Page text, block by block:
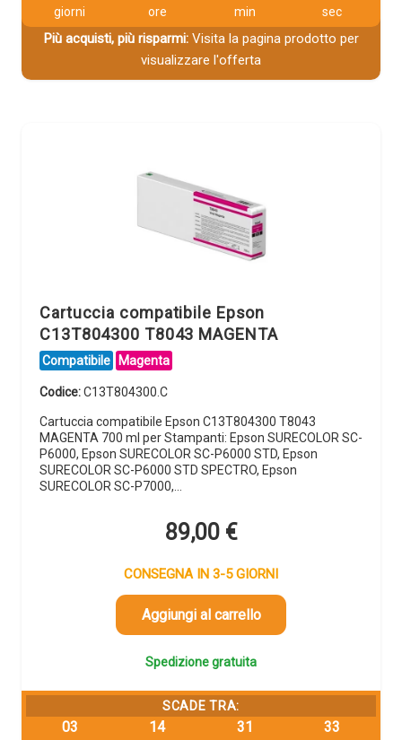
giorni ore min sec
Più acquisti, più risparmi:Visita la pagina prodotto per
visualizzare l'offerta
Cartuccia compatibile Epson
C13T804300 T8043 MAGENTA
Compatibile Magenta
Codice:C13T804300.C
Cartuccia compatibile Epson C13T804300 T8043
MAGENTA 700 ml per Stampanti: Epson SURECOLOR SC-
P6000, Epson SURECOLOR SC-P6000 STD, Epson
SURECOLOR SC-P6000 STD SPECTRO, Epson
SURECOLOR SC-P7000,…
89,00 €
CONSEGNA IN 3-5 GIORNI
Aggiungi al carrello
Spedizione gratuita
SCADE TRA:
03 14 31 32